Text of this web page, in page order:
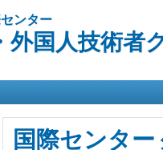
ン
ツ
移
ンター
外国人技術者
国際センタ